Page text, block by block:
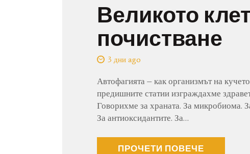
Великото
почистване
3 дни ago
Автофагията – как организмът на
предишните статии изграждахме
Говорихме за храната. За микробиома.
За антиоксидантите. За…
ПРОЧЕТИ ПОВЕЧЕ